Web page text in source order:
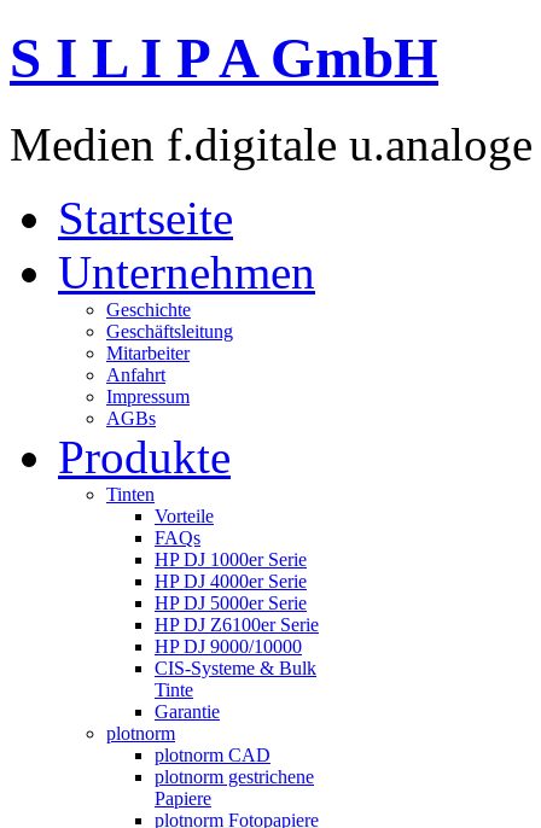
S I L I P A GmbH
Medien f.digitale
Startseite
Unternehmen
Geschichte
Geschäftsleitung
Mitarbeiter
Anfahrt
Impressum
AGBs
Produkte
Tinten
Vorteile
FAQs
HP DJ 1000er Serie
HP DJ 4000er Serie
HP DJ 5000er Serie
HP DJ Z6100er Serie
HP DJ 9000/10000
CIS-Systeme & Bulk
Tinte
Garantie
plotnorm
plotnorm CAD
plotnorm gestrichene
Papiere
plotnorm Fotopapiere